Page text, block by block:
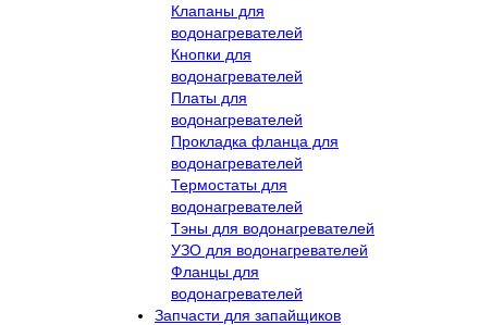
Клапаны для
водонагревателей
Кнопки для
водонагревателей
Платы для
водонагревателей
Прокладка фланца для
водонагревателей
Термостаты для
водонагревателей
Тэны для водонагревателей
УЗО для водонагревателей
Фланцы для
водонагревателей
Запчасти для запайщиков